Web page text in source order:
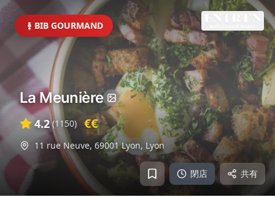
BIB GOURMAND
閉店 共有
La Meunière
4.2 (1150) €€
11 rue Neuve, 69001 Lyon, Lyon